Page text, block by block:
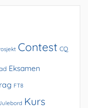
Contest CQ
Eksamen
FT8
Kurs